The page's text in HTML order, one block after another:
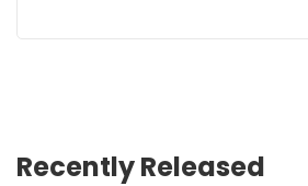
Recently Released